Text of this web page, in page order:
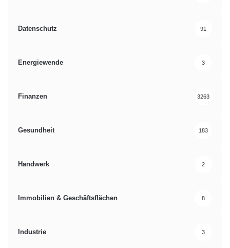
Datenschutz 91
Energiewende 3
Finanzen 3263
Gesundheit 183
Handwerk 2
Immobilien & Geschäftsflächen 8
Industrie 3